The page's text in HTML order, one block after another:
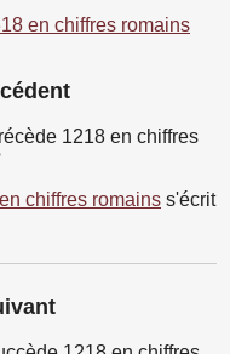
en chiffres romains
1218 en chiffres
chiffres romains s'écrit